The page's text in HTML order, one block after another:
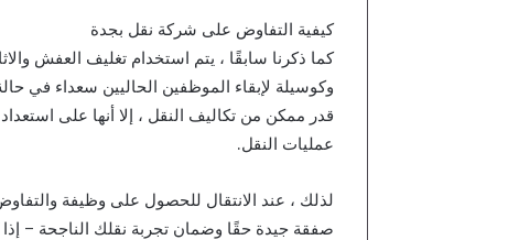
كيفية التفاوض على شركة نقل بجدة
كما ذكرنا سابقًا ، يتم استخدام تغليف العفش
وكوسيلة لإبقاء الموظفين الحاليين سعداء في
قدر ممكن من تكاليف النقل ، إلا أنها على
عمليات النقل.
لذلك ، عند الانتقال للحصول على وظيفة
صفقة جيدة حقًا وضمان تجربة نقلك الناجحة –